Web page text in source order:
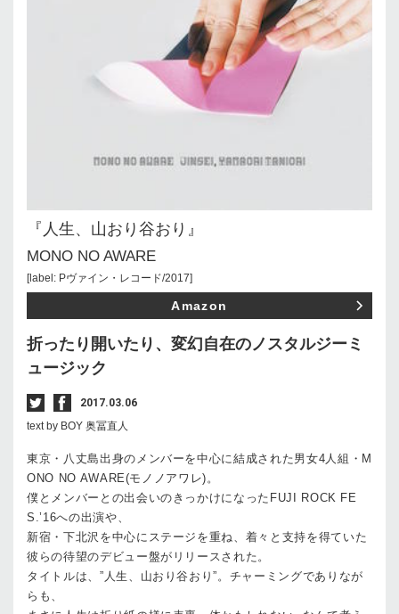
『人生、山おり谷おり』
MONO NO AWARE
[label: Pヴァイン・レコード/2017]
Amazon
折ったり開いたり、変幻自在のノスタルジーミ
ュージック
2017.03.06
text by BOY 奥冨直人
東京・八丈島出身のメンバーを中心に結成された男女4人組・M
ONO NO AWARE(モノノアワレ)。
僕とメンバーとの出会いのきっかけになったFUJI ROCK FE
S.’16への出演や、
新宿・下北沢を中心にステージを重ね、着々と支持を得ていた
彼らの待望のデビュー盤がリリースされた。
タイトルは、”人生、山おり谷おり”。チャーミングでありなが
らも、